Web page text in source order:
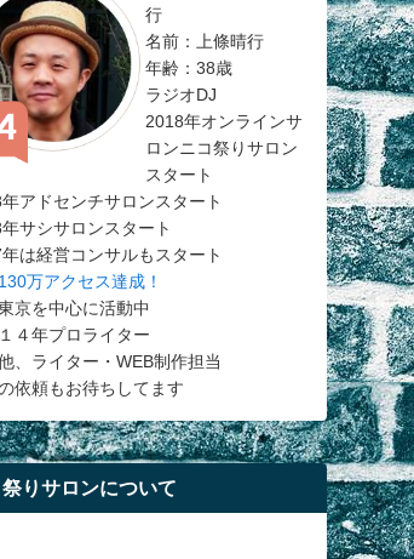
行
名前：上條晴行
年齢：38歳
ラジオDJ
2018年オンラインサ
ロンニコ祭りサロン
スタート
アドセンチサロンスタート
サシサロンスタート
は経営コンサルもスタート
万アクセス達成！
京を中心に活動中
４年プロライター
、ライター・WEB制作担当
依頼もお待ちしてます
りサロンについて